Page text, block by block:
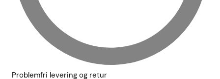
Problemfri levering og retur